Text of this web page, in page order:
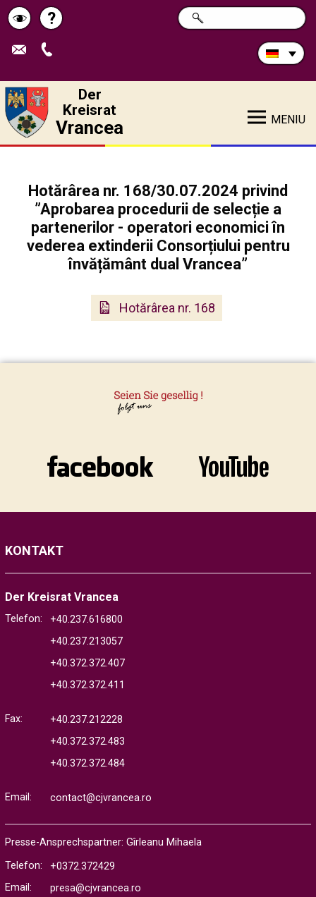
Schimbă
contrastul
Pagina
de
?
Durchsuchen
Sie
SUCHE
Der
Kreisrat
Vrancea MENIU
Hotărârea nr. 168/30.07.2024 privind
”Aprobarea procedurii de selecție a
partenerilor - operatori economici în
vederea extinderii Consorțiului pentru
învățământ dual Vrancea”
Hotărârea nr. 168
KONTAKT
Der Kreisrat Vrancea
Telefon:
+40.237.616800
+40.237.213057
+40.372.372.407
+40.372.372.411
Fax:
+40.237.212228
+40.372.372.483
+40.372.372.484
Email: contact@cjvrancea.ro
Presse-Ansprechspartner: Gîrleanu Mihaela
Telefon:
+0372.372429
Email:
presa@cjvrancea.ro